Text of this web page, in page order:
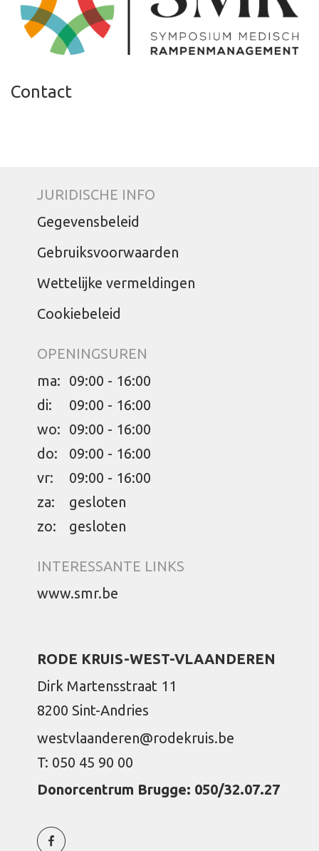
Contact
JURIDISCHE INFO
Gegevensbeleid
Gebruiksvoorwaarden
Wettelijke vermeldingen
Cookiebeleid
INTERESSANTE LINKS
www.smr.be
OPENINGSUREN
ma:
09:00 - 16:00
di:
09:00 - 16:00
wo:
09:00 - 16:00
do:
09:00 - 16:00
vr:
09:00 - 16:00
za:
gesloten
zo:
gesloten
RODE KRUIS-WEST-VLAANDEREN
Dirk Martensstraat 11
8200 Sint-Andries
westvlaanderen@rodekruis.be
T: 050 45 90 00
Donorcentrum Brugge: 050/32.07.27